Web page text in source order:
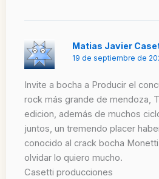
Matias Javier
19 de septiembre de
Invite a bocha a Producir el
rock más grande de mendoza,
edicion, además de muchos
juntos, un tremendo placer
conocido al crack bocha Monetti
olvidar lo quiero mucho.
Casetti producciones